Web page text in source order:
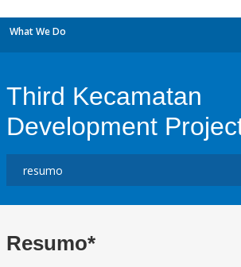
What We Do
Third Kecamatan
Development
Resumo*